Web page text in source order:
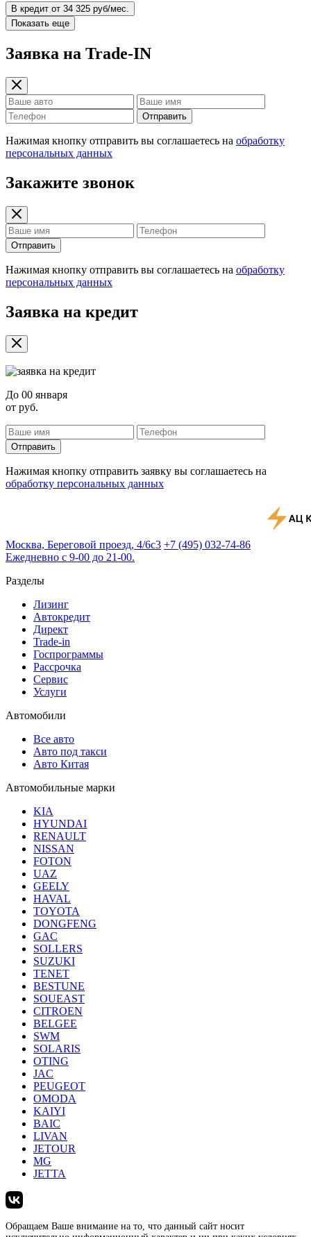
В кредит от 34 325 руб/мес.
Показать еще
Заявка на Trade-IN
Отправить
Нажимая кнопку отправить вы соглашаетесь на обработку
персональных данных
Закажите звонок
Отправить
Нажимая кнопку отправить вы соглашаетесь на обработку
персональных данных
Заявка на кредит
До 00 января
от руб.
Отправить
Нажимая кнопку отправить заявку вы соглашаетесь на
обработку персональных данных
Москва, Береговой проезд, 4/6с3 +7 (495) 032-74-86
Ежедневно с 9-00 до 21-00.
Разделы
Лизинг
Автокредит
Директ
Trade-in
Госпрограммы
Рассрочка
Сервис
Услуги
Автомобили
Все авто
Авто под такси
Авто Китая
Автомобильные марки
KIA
HYUNDAI
RENAULT
NISSAN
FOTON
UAZ
GEELY
HAVAL
TOYOTA
DONGFENG
GAC
SOLLERS
SUZUKI
TENET
BESTUNE
SOUEAST
CITROEN
BELGEE
SWM
SOLARIS
OTING
JAC
PEUGEOT
OMODA
KAIYI
BAIC
LIVAN
JETOUR
MG
JETTA
Обращаем Ваше внимание на то, что данный сайт носит